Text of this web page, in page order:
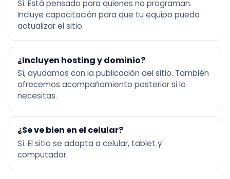
Sí. Está pensado para quienes no programan.
Incluye capacitación para que tu equipo pueda
actualizar el sitio.
¿Incluyen hosting y dominio?
Sí, ayudamos con la publicación del sitio. También
ofrecemos acompañamiento posterior si lo
necesitas.
¿Se ve bien en el celular?
Sí. El sitio se adapta a celular, tablet y
computador.